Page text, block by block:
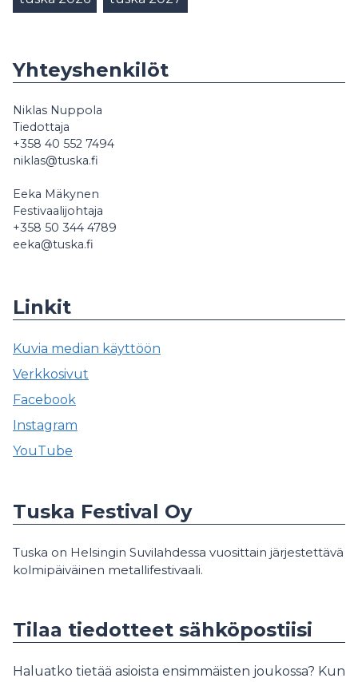
Yhteyshenkilöt
Niklas Nuppola
Tiedottaja
+358 40 552 7494
niklas@tuska.fi
Eeka Mäkynen
Festivaalijohtaja
+358 50 344 4789
eeka@tuska.fi
Linkit
Kuvia median käyttöön
Verkkosivut
Facebook
Instagram
YouTube
Tuska Festival Oy
Tuska on Helsingin Suvilahdessa vuosittain järjestettävä
kolmipäiväinen metallifestivaali.
Tilaa tiedotteet sähköpostiisi
Haluatko tietää asioista ensimmäisten joukossa? Kun